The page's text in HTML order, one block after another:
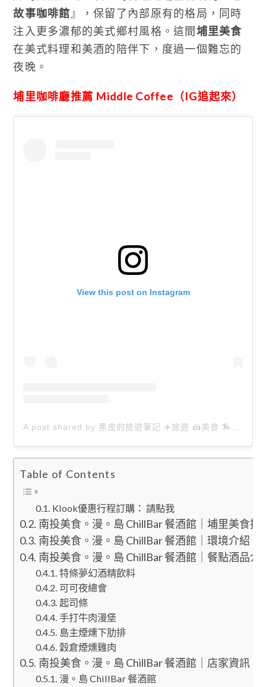
故事咖啡館 』，保留了內部原有的格局，同時
注入更多濃郁的美式鄉村風格。這間埔里美食
在美式料理和美酒的陪伴下，度過一個難忘的
夜晚。
埔里咖啡廳推薦 Middle Coffee（IG追起來）
View this post on Instagram
Table of Contents
Klook優惠行程訂購： 請點我
南投美食。漫。島 ChillBar 餐酒館｜埔里美食推
南投美食。漫。島 ChillBar 餐酒館｜環境介紹
南投美食。漫。島 ChillBar 餐酒館｜餐點酒品介
特條夢幻酒精飲料
可可夜總會
起司條
手打牛肉漫堡
島主煙燻下肋排
穀倉煙燻雞肉
南投美食。漫。島 ChillBar 餐酒館｜店家資訊
漫。島 ChillBar 餐酒館